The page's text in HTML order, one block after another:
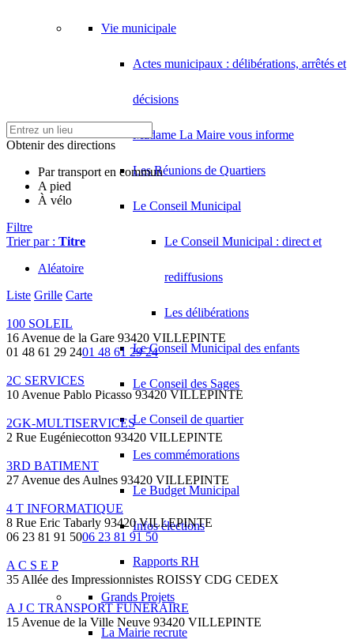
Vie municipale
Actes municipaux : délibérations, arrêtés et
décisions
Madame La Maire vous informe
Les Réunions de Quartiers
Le Conseil Municipal
Le Conseil Municipal : direct et
rediffusions
Les délibérations
Le Conseil Municipal des enfants
Le Conseil des Sages
Le Conseil de quartier
Les commémorations
Le Budget Municipal
Infos élections
Rapports RH
Grands Projets
La Mairie recrute
Obtenir des directions
Par transport en commun
A pied
À vélo
Filtre
Trier par : Titre
Aléatoire
Liste Grille Carte
100 SOLEIL
16 Avenue de la Gare 93420 VILLEPINTE
01 48 61 29 2401 48 61 29 24
2C SERVICES
10 Avenue Pablo Picasso 93420 VILLEPINTE
2GK-MULTISERVICES
2 Rue Eugéniecotton 93420 VILLEPINTE
3RD BATIMENT
27 Avenue des Aulnes 93420 VILLEPINTE
4 T INFORMATIQUE
8 Rue Eric Tabarly 93420 VILLEPINTE
06 23 81 91 5006 23 81 91 50
A C S E P
35 Allée des Impressionnistes ROISSY CDG CEDEX
A J C TRANSPORT FUNERAIRE
15 Avenue de la Ville Neuve 93420 VILLEPINTE